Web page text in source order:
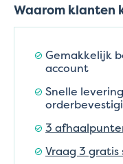
Waarom klanten
Gemakkelijk
account
Snelle
3
Vraag 3 gratis